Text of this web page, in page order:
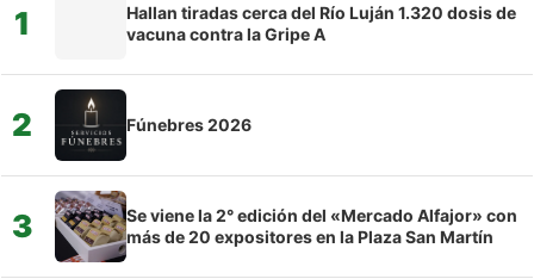
1
Hallan tiradas cerca del Río Luján 1.320 dosis de
vacuna contra la Gripe A
2 Fúnebres 2026
3
Se viene la 2° edición del «Mercado Alfajor» con
más de 20 expositores en la Plaza San Martín